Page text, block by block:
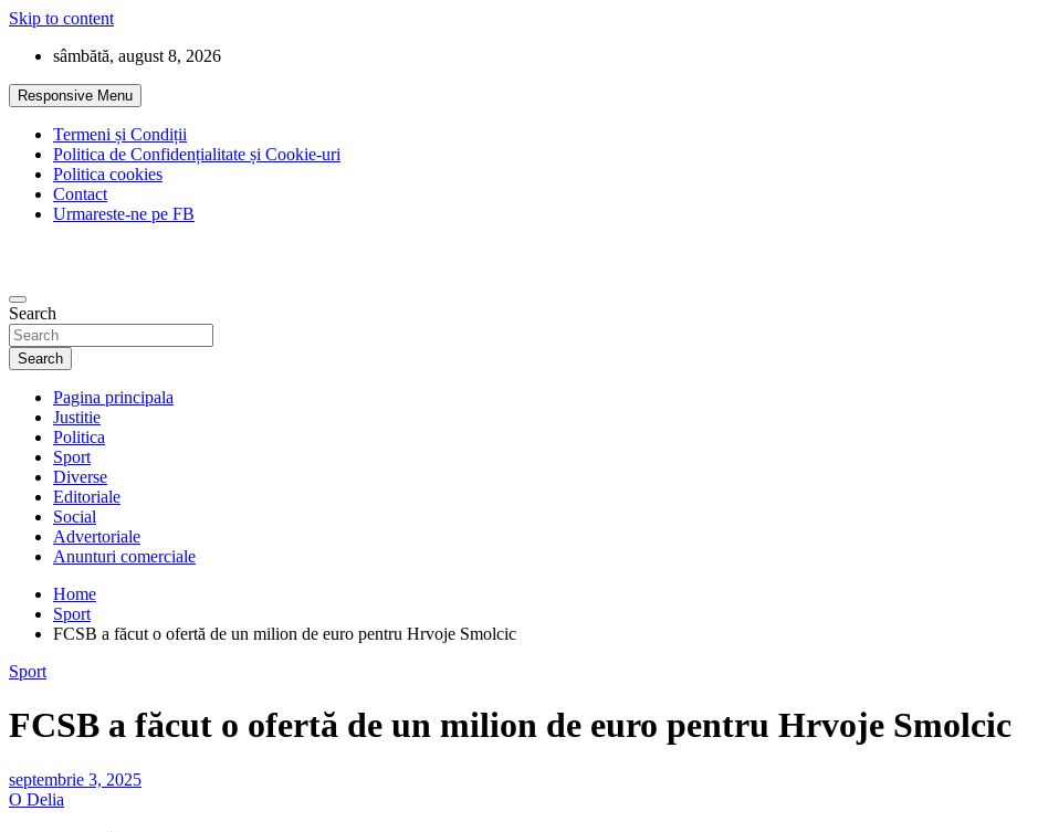
Skip to content
sâmbătă, august 8, 2026
Responsive Menu
Termeni și Condiții
Politica de Confidențialitate și Cookie-uri
Politica cookies
Contact
Urmareste-ne pe FB
Search
Search
Pagina principala
Justitie
Politica
Sport
Diverse
Editoriale
Social
Advertoriale
Anunturi comerciale
Home
Sport
FCSB a făcut o ofertă de un milion de euro pentru Hrvoje Smolcic
Sport
FCSB a făcut o ofertă de un milion de euro pentru Hrvoje Smolcic
septembrie 3, 2025
O Delia